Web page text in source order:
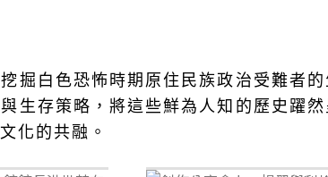
掘白色恐怖時期原住民族政治受難者
生存策略，將這些鮮為人知的歷史躍
化的共融。